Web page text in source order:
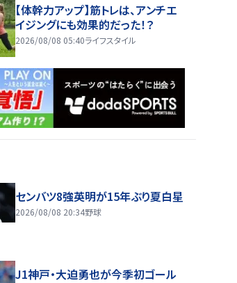
【体幹力アップ】筋トレは、アンチエ
イジングにも効果的だった！？
2026/08/08 05:40ライフスタイル
センバツ8強英明が15年ぶり夏白星
2026/08/08 20:34野球
J1神戸・大迫勇也が今季初ゴール